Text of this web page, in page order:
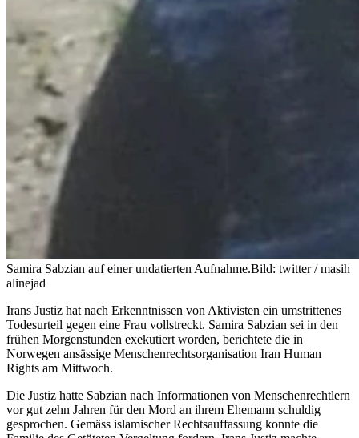
Samira Sabzian auf einer undatierten Aufnahme.Bild: twitter / masih
alinejad
Irans Justiz hat nach Erkenntnissen von Aktivisten ein umstrittenes
Todesurteil gegen eine Frau vollstreckt. Samira Sabzian sei in den
frühen Morgenstunden exekutiert worden, berichtete die in
Norwegen ansässige Menschenrechtsorganisation Iran Human
Rights am Mittwoch.
Die Justiz hatte Sabzian nach Informationen von Menschenrechtlern
vor gut zehn Jahren für den Mord an ihrem Ehemann schuldig
gesprochen. Gemäss islamischer Rechtsauffassung konnte die